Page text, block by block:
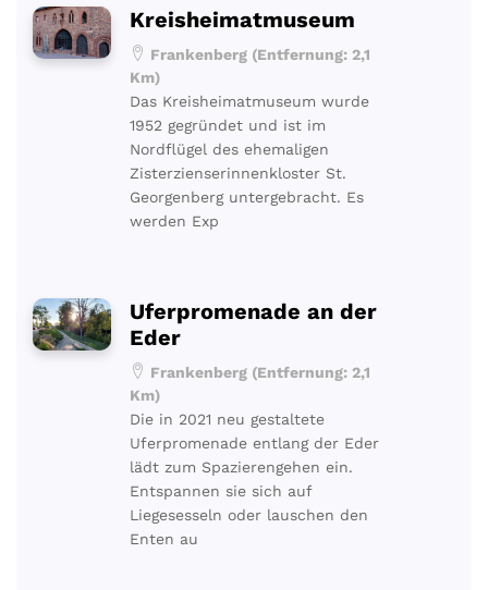
Kreisheimatmuseum
Frankenberg (Entfernung: 2,1
Km)
Das Kreisheimatmuseum wurde
1952 gegründet und ist im
Nordflügel des ehemaligen
Zisterzienserinnenkloster St.
Georgenberg untergebracht. Es
werden Exp
Uferpromenade an der
Eder
Frankenberg (Entfernung: 2,1
Km)
Die in 2021 neu gestaltete
Uferpromenade entlang der Eder
lädt zum Spazierengehen ein.
Entspannen sie sich auf
Liegesesseln oder lauschen den
Enten au